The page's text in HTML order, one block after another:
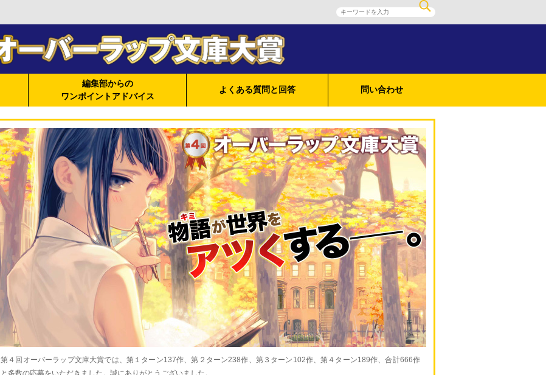
編集部からの
ワンポイントアドバイス
よくある質問と回答 問い合わせ
第４回オーバーラップ文庫大賞では、第１ターン137作、第２ターン238作、第３ターン102作、第４ターン189作、合計666作
と多数の応募をいただきました。誠にありがとうございました。